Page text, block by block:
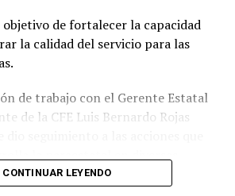
de fortalecer la capacidad
la calidad del servicio para las
de trabajo con el Gerente Estatal
de la CFE Luis Bernardo Rojas
y la zona centro de la
CONTINUAR LEYENDO